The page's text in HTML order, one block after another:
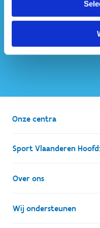
Onze centra
Sport Vlaanderen
Simon Bolivarlaan 17
1000 Brussel
Ondernemingsnummer:
Over ons
Wie zijn we, wat doen we
Onze centra
Wij ondersteunen